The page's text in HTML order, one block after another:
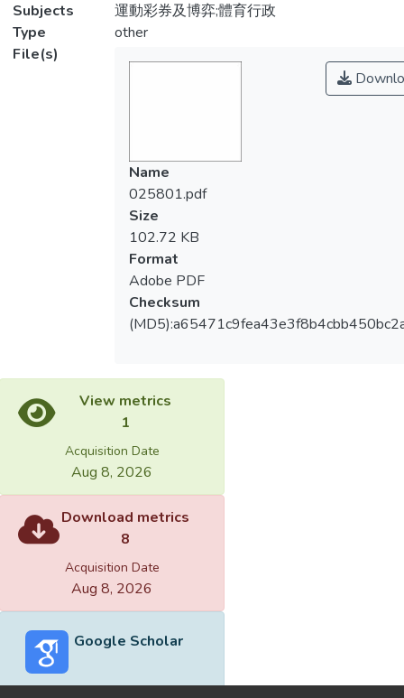
Subjects
運動彩券及博弈;體育行政
Type
other
File(s)
Name
025801.pdf
Size
102.72 KB
Format
Adobe PDF
Checksum
View metrics
1
Acquisition Date
Aug 8, 2026
Download metrics
8
Acquisition Date
Aug 8, 2026
Google Scholar